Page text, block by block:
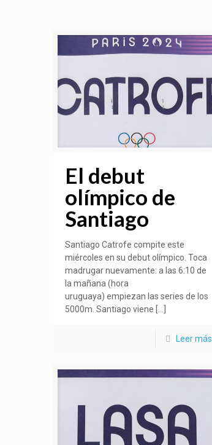
El debut
olímpico de
Santiago
Santiago Catrofe compite este
miércoles en su debut olímpico. Toca
madrugar nuevamente: a las 6:10 de
la mañana (hora
uruguaya) empiezan las series de los
5000m. Santiago viene
Leer más